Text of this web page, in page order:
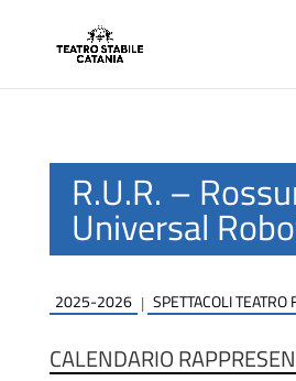
R.U.R. –
Universal
2025-2026 | SPETTACOLI TEATRO
CALENDARIO